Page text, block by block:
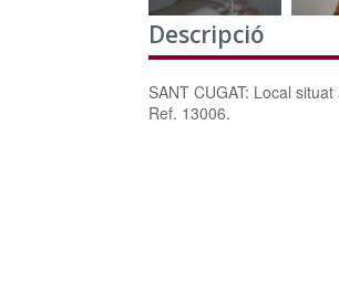
Descripció
SANT CUGAT: Local
Ref. 13006.